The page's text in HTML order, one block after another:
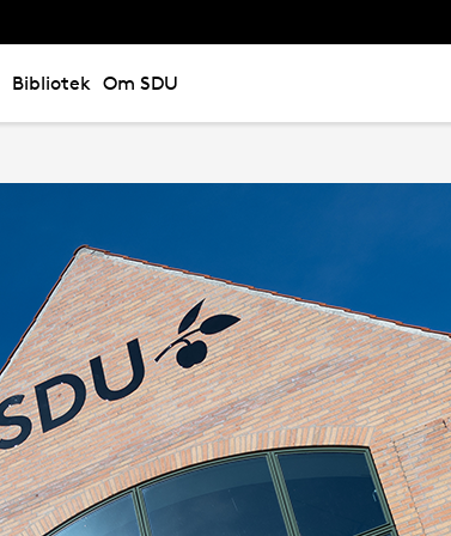
Bibliotek Om SDU